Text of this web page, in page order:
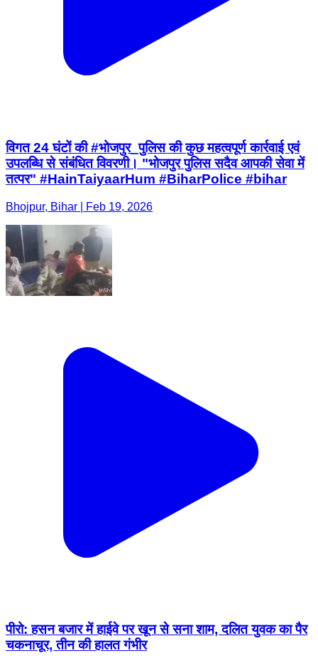
विगत 24 घंटों की #भोजपुर_पुलिस की कुछ महत्वपूर्ण कार्रवाई एवं
उपलब्धि से संबंधित विवरणी। "भोजपुर पुलिस सदैव आपकी सेवा में
तत्पर" #HainTaiyaarHum #BiharPolice #bihar
Bhojpur, Bihar | Feb 19, 2026
पीरो: हसन बजार में हाईवे पर खून से सना शाम, दलित युवक का पैर
चकनाचूर, तीन की हालत गंभीर